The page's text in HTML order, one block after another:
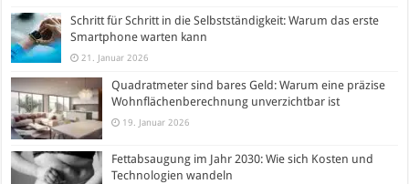
Schritt für Schritt in die Selbstständigkeit: Warum das erste
Smartphone warten kann
21. Januar 2026
Quadratmeter sind bares Geld: Warum eine präzise
Wohnflächenberechnung unverzichtbar ist
19. Januar 2026
Fettabsaugung im Jahr 2030: Wie sich Kosten und
Technologien wandeln